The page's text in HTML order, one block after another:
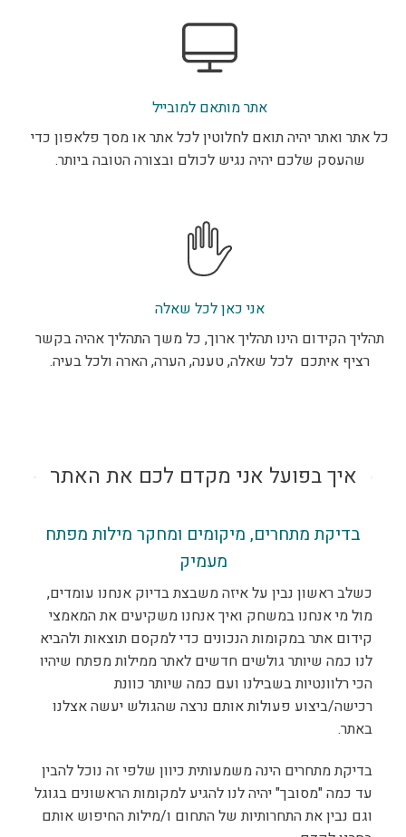
אתר מותאם למובייל
כל אתר ואתר יהיה תואם לחלוטין לכל אתר או מסך פלאפון כדי
שהעסק שלכם יהיה נגיש לכולם ובצורה הטובה ביותר.
אני כאן לכל שאלה
תהליך הקידום הינו תהליך ארוך, כל משך התהליך אהיה בקשר
רציף איתכם לכל שאלה, טענה, הערה, הארה ולכל בעיה.
איך בפועל אני מקדם לכם את האתר
בדיקת מתחרים, מיקומים ומחקר מילות מפתח
מעמיק
כשלב ראשון נבין על איזה משבצת בדיוק אנחנו עומדים,
מול מי אנחנו במשחק ואיך אנחנו משקיעים את המאמצי
קידום אתר במקומות הנכונים כדי למקסם תוצאות ולהביא
לנו כמה שיותר גולשים חדשים לאתר ממילות מפתח שיהיו
הכי רלוונטיות בשבילנו ועם כמה שיותר כוונת
רכישה/ביצוע פעולות אותם נרצה שהגולש יעשה אצלנו
באתר.
בדיקת מתחרים הינה משמעותית כיוון שלפי זה נוכל להבין
עד כמה "מסובך" יהיה לנו להגיע למקומות הראשונים בגוגל
וגם נבין את התחרותיות של התחום ו/מילות החיפוש אותם